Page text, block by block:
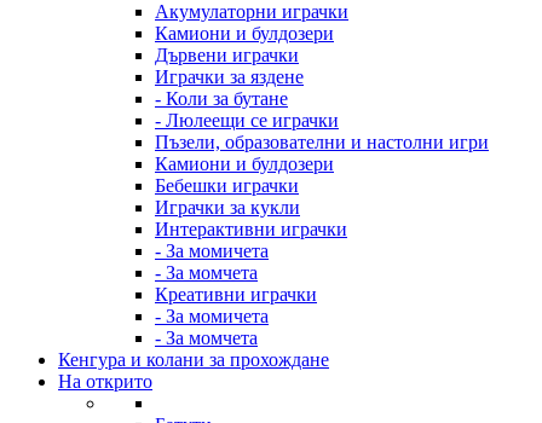
Акумулаторни играчки
Камиони и булдозери
Дървени играчки
Играчки за яздене
- Коли за бутане
- Люлеещи се играчки
Пъзели, образователни и настолни игри
Камиони и булдозери
Бебешки играчки
Играчки за кукли
Интерактивни играчки
- За момичета
- За момчета
Креативни играчки
- За момичета
- За момчета
Кенгура и колани за прохождане
На открито